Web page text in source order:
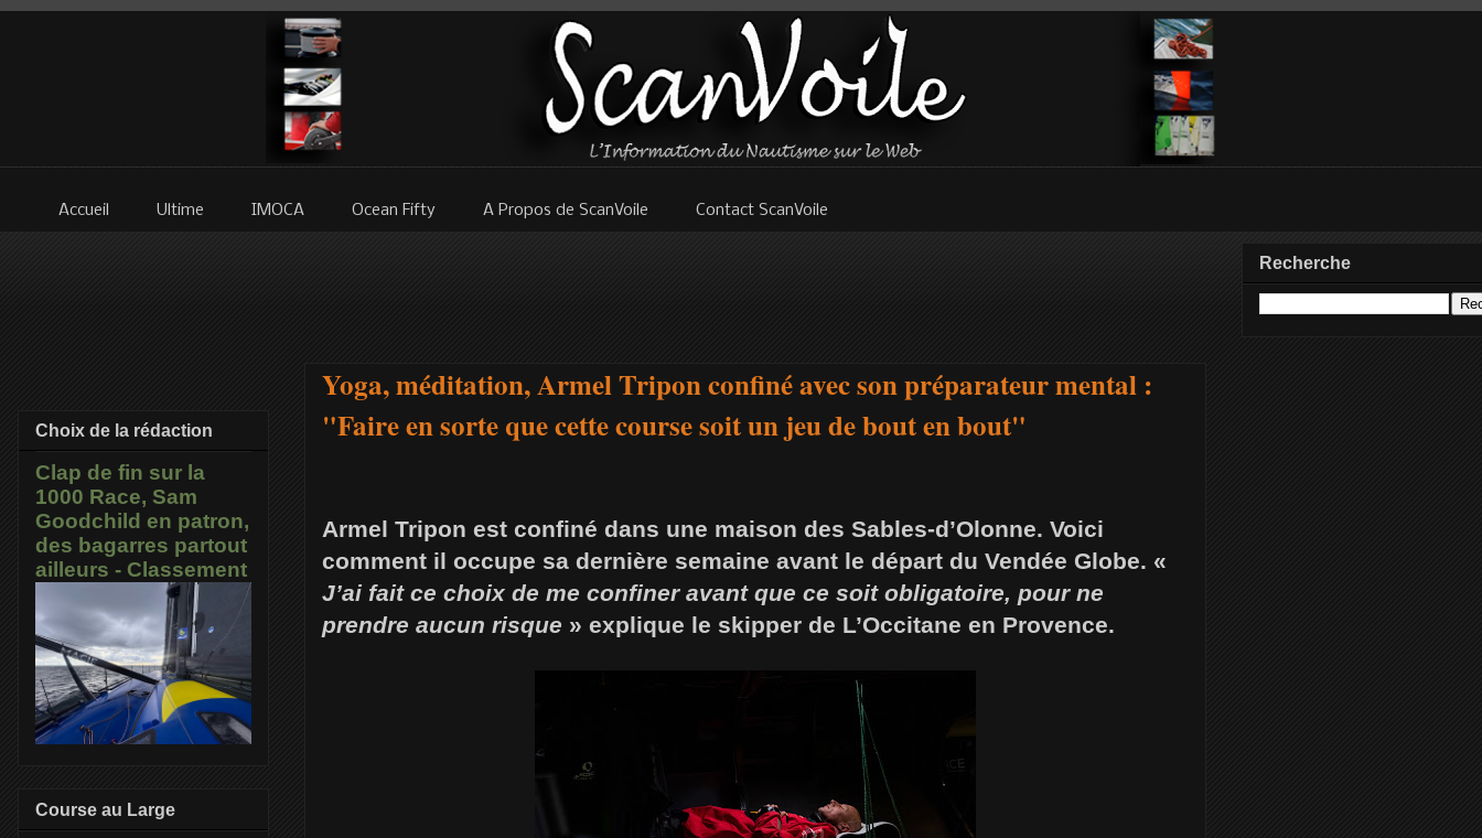
Accueil Ultime IMOCA Ocean Fifty A Propos de ScanVoile Contact ScanVoile
Yoga, méditation, Armel Tripon confiné avec son préparateur mental :
"Faire en sorte que cette course soit un jeu de bout en bout"
Armel Tripon est confiné dans une maison des Sables-d’Olonne. Voici
comment il occupe sa dernière semaine avant le départ du Vendée Globe. «
J’ai fait ce choix de me confiner avant que ce soit obligatoire, pour ne
prendre aucun risque » explique le skipper de L’Occitane en Provence.
Choix de la rédaction
Clap de fin sur la
1000 Race, Sam
Goodchild en patron,
des bagarres partout
ailleurs - Classement
Course au Large
Recherche